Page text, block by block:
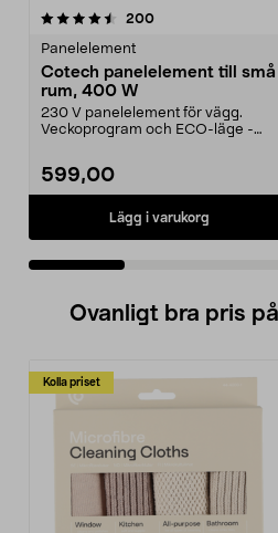
200recensioner
Panelelement
Cotech panelelement till små
rum, 400 W
230 V panelelement för vägg.
Veckoprogram och ECO-läge -
599,00
Lägg i varukorg
4.5 av 5 stjärnor
Ovanligt bra pris
Kolla priset